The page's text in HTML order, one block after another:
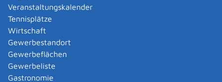
Veranstaltungskalender
Tennisplätze
Wirtschaft
Gewerbestandort
Gewerbeflächen
Gewerbeliste
Gastronomie
Weitere Auskünfte und Beratung erhalten Sie beim
zuständigen Regierungspräsidium.
Fristen
bis zum 31.03. jedes Jahres (Förderanträge: laufendes
Jahr, Verwendungsnachweise: Folgejahr)